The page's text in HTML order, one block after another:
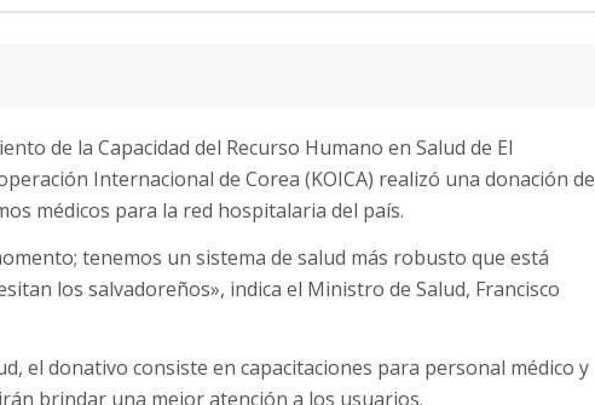
de la Capacidad del Recurso Humano en Salud de El
Internacional de Corea (KOICA) realizó una donación de
médicos para la red hospitalaria del país.
tenemos un sistema de salud más robusto que está
los salvadoreños», indica el Ministro de Salud, Francisco
el donativo consiste en capacitaciones para personal médico y
brindar una mejor atención a los usuarios.